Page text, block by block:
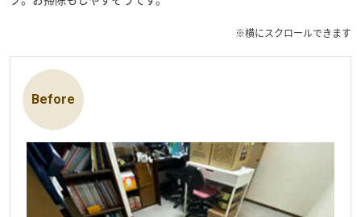
※横にスクロールできます